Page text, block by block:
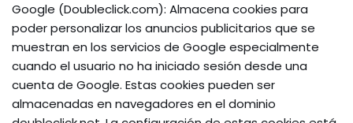
Google (Doubleclick.com): Almacena cookies para
poder personalizar los anuncios publicitarios que se
muestran en los servicios de Google especialmente
cuando el usuario no ha iniciado sesión desde una
cuenta de Google. Estas cookies pueden ser
almacenadas en navegadores en el dominio